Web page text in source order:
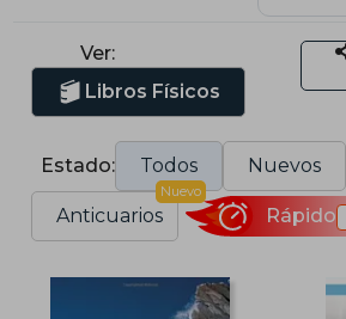
Ver:
Libros Físicos
Estado: Todos Nuevos
Anticuarios
Nuevo
Rápido